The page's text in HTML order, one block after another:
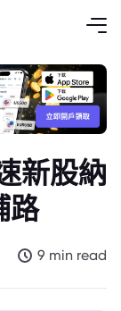
新股納
路
9 min read